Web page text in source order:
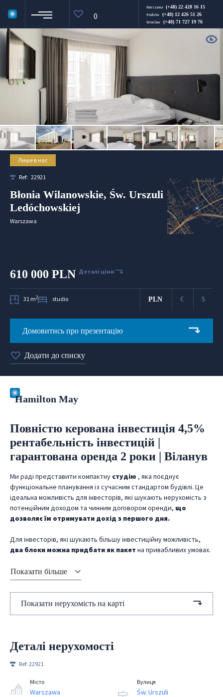
0
Warszawa (+48) 22 428 16 15
Kraków (+48) 12 426 51 26
Wroclaw (+48) 71 727 19 76
Лише в нас
Ref: 22921
Błonia Wilanowskie, Św. Urszuli
Ledóchowskiej
Warszawa
610 000 PLN Деталі ціни
31 m2 studio PLN € $
Домовитись про презентацію
Додати до списку
Hamilton May
Повністю керована інвестиція 4,5%
рентабельність інвестицій |
гарантована оренда 2 роки | Віланув
Ми раді представити компактну студію , яка поєднує
функціональне планування із сучасним стандартом будівлі. Це
ідеальна можливість для інвесторів, які шукають нерухомість з
потенційним доходом та чинним договором оренди, що
дозволяє їм отримувати дохід з першого дня.
Для інвесторів, які шукають більшу інвестиційну можливість,
два блоки можна придбати як пакет на привабливих умовах.
Показати більше
Показати нерухомість на карті
Деталі нерухомості
Ref: 22921
Місто
Warszawa
Вулиця
Św. Urszuli